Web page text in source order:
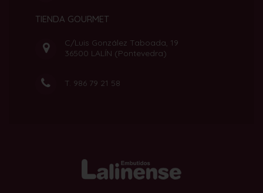
TIENDA GOURMET
C/Luis González Taboada, 19
36500 LALÍN (Pontevedra)
T. 986 79 21 58